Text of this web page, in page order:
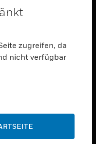
zugreifen, da
nicht verfügbar